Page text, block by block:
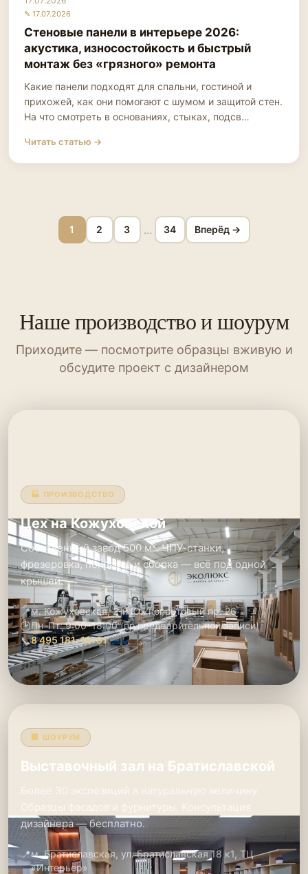
✎ 17.07.2026
Стеновые панели в интерьере 2026:
акустика, износостойкость и быстрый
монтаж без «грязного» ремонта
Какие панели подходят для спальни, гостиной и
прихожей, как они помогают с шумом и защитой стен.
На что смотреть в основаниях, стыках, подсв…
Читать статью →
1 2 3 … 34 Вперёд →
Наше производство и шоурум
Приходите — посмотрите образцы вживую и
обсудите проект с дизайнером
🏭 ПРОИЗВОДСТВО
Цех на Кожуховской
Собственный завод 500 м². ЧПУ-станки,
фрезеровка, покраска и сборка — всё под одной
крышей.
📍м. Кожуховская, 2-й Южнопортовый пр. 26
🕑Пн–Пт: 9:00–18:00 (по предварительной записи)
📞8 495 181-19-91
🏢 ШОУРУМ
Выставочный зал на Братиславской
Более 30 экспозиций в натуральную величину.
Образцы фасадов и фурнитуры. Консультация
дизайнера — бесплатно.
📍м. Братиславская, ул. Братиславская 18 к1, ТЦ
«Интерьер»